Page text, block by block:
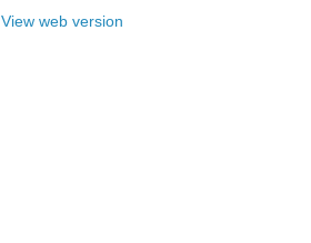
View web version